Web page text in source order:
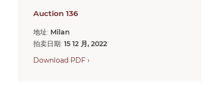
Auction 136
地址: Milan
拍卖日期: 15 12 月, 2022
Download PDF ›